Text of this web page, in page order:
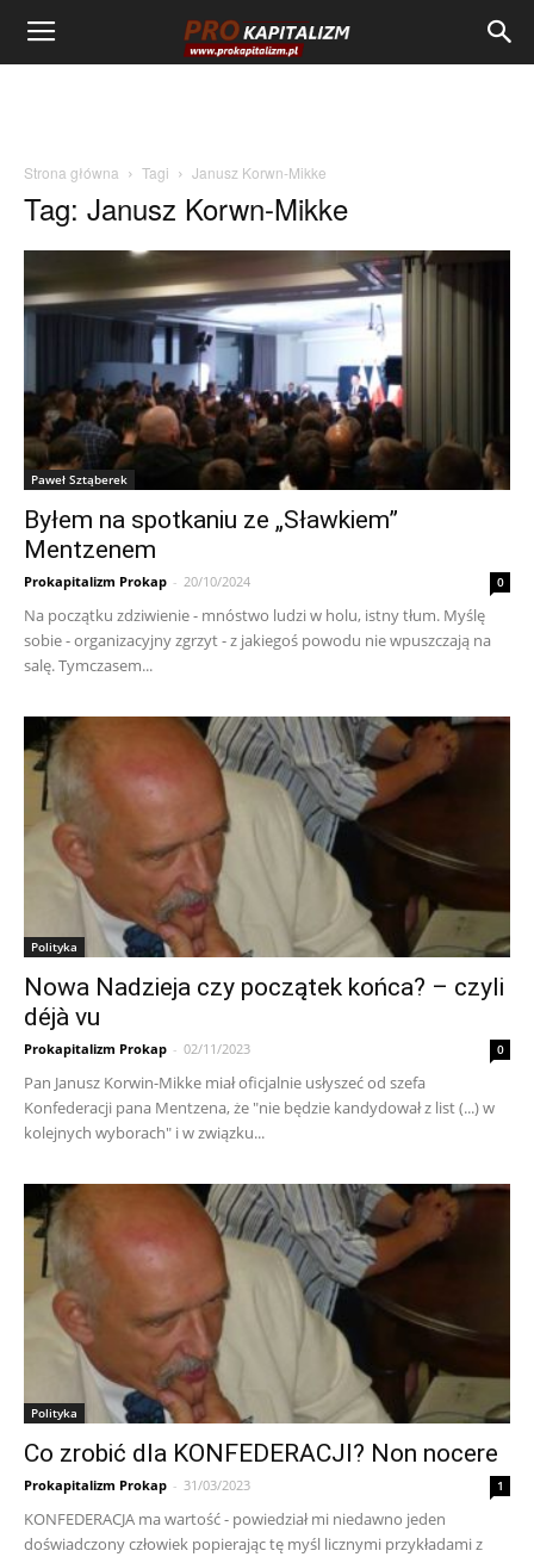
Strona główna Tagi Janusz Korwn-Mikke
Tag: Janusz Korwn-Mikke
Paweł Sztąberek
Byłem na spotkaniu ze „Sławkiem”
Mentzenem
Prokapitalizm Prokap - 20/10/2024 0
Na początku zdziwienie - mnóstwo ludzi w holu, istny tłum. Myślę
sobie - organizacyjny zgrzyt - z jakiegoś powodu nie wpuszczają na
salę. Tymczasem...
Polityka
Nowa Nadzieja czy początek końca? – czyli
déjà vu
Prokapitalizm Prokap - 02/11/2023 0
Pan Janusz Korwin-Mikke miał oficjalnie usłyszeć od szefa
Konfederacji pana Mentzena, że "nie będzie kandydował z list (...) w
kolejnych wyborach" i w związku...
Polityka
Co zrobić dla KONFEDERACJI? Non nocere
Prokapitalizm Prokap - 31/03/2023 1
KONFEDERACJA ma wartość - powiedział mi niedawno jeden
doświadczony człowiek popierając tę myśl licznymi przykładami z